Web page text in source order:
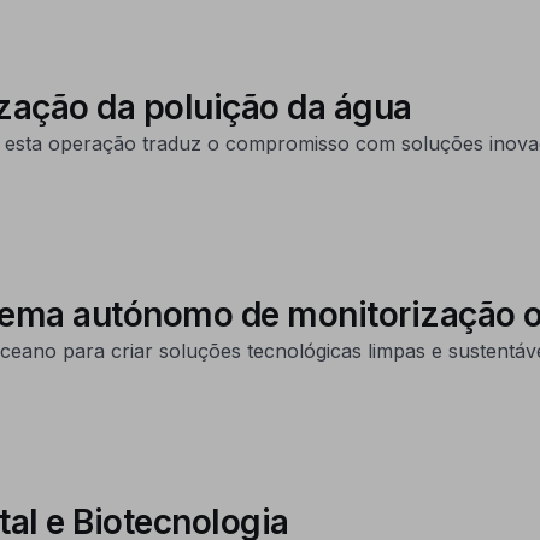
da poluição da água
operação traduz o compromisso com soluções
autónomo de monitorização
para criar soluções tecnológicas limpas e
e Biotecnologia